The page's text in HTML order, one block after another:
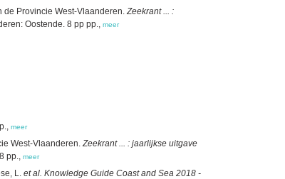
de Provincie West-Vlaanderen.Zeekrant ... :
Oostende. 8 pp pp., meer
meer
West-Vlaanderen.Zeekrant ... : jaarlijkse uitgave
pp., meer
L. et al. Knowledge Guide Coast and Sea 2018 -